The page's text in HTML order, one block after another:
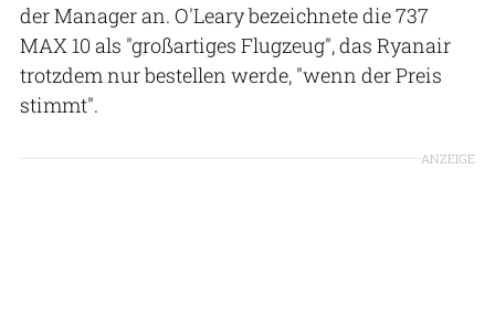
der Manager an. O'Leary bezeichnete die 737
MAX 10 als "großartiges Flugzeug", das Ryanair
trotzdem nur bestellen werde, "wenn der Preis
stimmt".
ANZEIGE